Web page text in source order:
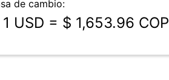
de cambio:
USD = $ 1,653.96 COP